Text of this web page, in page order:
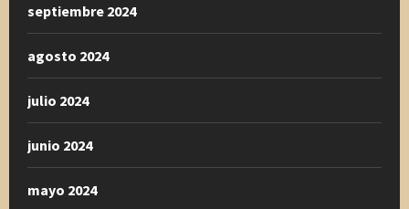
septiembre 2024
agosto 2024
julio 2024
junio 2024
mayo 2024